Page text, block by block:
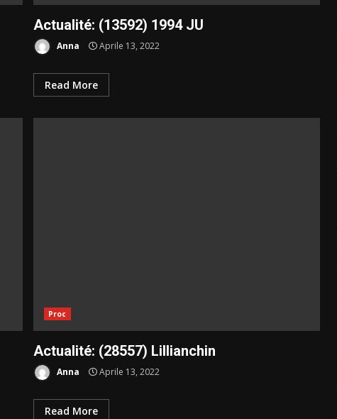
Actualité: (13592) 1994 JU
Anna Aprile 13, 2022
Read More
Proc
Actualité: (28557) Lillianchin
Anna Aprile 13, 2022
Read More